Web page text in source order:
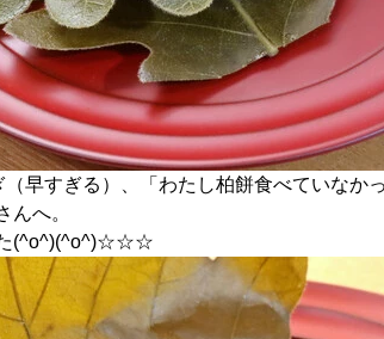
早すぎる）、「わたし柏餅食べていなか
んへ。
た(^o^)(^o^)☆☆☆